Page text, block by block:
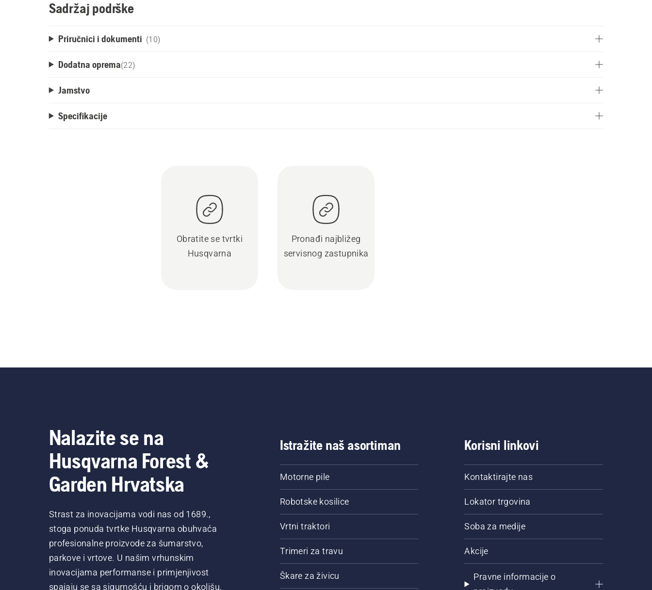
Sadržaj podrške
Priručnici i dokumenti (10)
Dodatna oprema(22)
Jamstvo
Specifikacije
Obratite se tvrtki
Husqvarna
Pronađi najbližeg
servisnog zastupnika
Nalazite se na
Husqvarna Forest &
Garden Hrvatska
Strast za inovacijama vodi nas od 1689.,
stoga ponuda tvrtke Husqvarna obuhvaća
profesionalne proizvode za šumarstvo,
parkove i vrtove. U našim vrhunskim
inovacijama performanse i primjenjivost
spajaju se sa sigurnošću i brigom o okolišu,
Istražite naš asortiman
Motorne pile
Robotske kosilice
Vrtni traktori
Trimeri za travu
Škare za živicu
Korisni linkovi
Kontaktirajte nas
Lokator trgovina
Soba za medije
Akcije
Pravne informacije o